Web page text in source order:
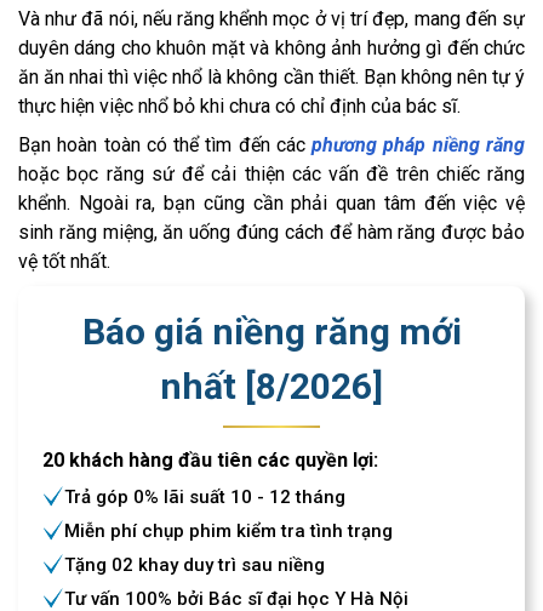
Và như đã nói, nếu răng khểnh mọc ở vị trí đẹp, mang đến sự
duyên dáng cho khuôn mặt và không ảnh hưởng gì đến chức
ăn ăn nhai thì việc nhổ là không cần thiết. Bạn không nên tự ý
thực hiện việc nhổ bỏ khi chưa có chỉ định của bác sĩ.
Bạn hoàn toàn có thể tìm đến cácphương pháp niềng răng
hoặc bọc răng sứ để cải thiện các vấn đề trên chiếc răng
khểnh. Ngoài ra, bạn cũng cần phải quan tâm đến việc vệ
sinh răng miệng, ăn uống đúng cách để hàm răng được bảo
vệ tốt nhất.
Báo giá niềng răng mới
nhất [8/2026]
20 khách hàng đầu tiên các quyền lợi:
Trả góp 0% lãi suất 10 - 12 tháng
Miễn phí chụp phim kiểm tra tình trạng
Tặng 02 khay duy trì sau niềng
Tư vấn 100% bởi Bác sĩ đại học Y Hà Nội